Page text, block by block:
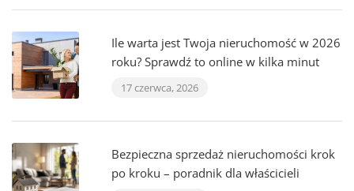
Ile warta jest Twoja nieruchomość w 2026
roku? Sprawdź to online w kilka minut
17 czerwca, 2026
Bezpieczna sprzedaż nieruchomości krok
po kroku – poradnik dla właścicieli